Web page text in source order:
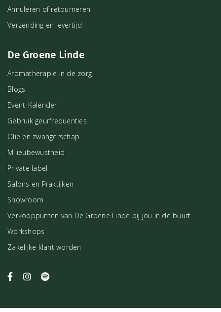
Annuleren of retourneren
Verzending en levertijd
De Groene Linde
Aromatherapie in de zorg
Blogs
Event-Kalender
Gebruik geurfrequenties
Olie en zwangerschap
Milieubewustheid
Private label
Salons en Praktijken
Showroom
Verkooppunten van De Groene Linde bij jou in de buurt
Workshops
Zakelijke klant worden